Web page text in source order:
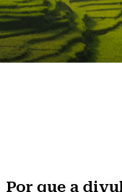
Por que a